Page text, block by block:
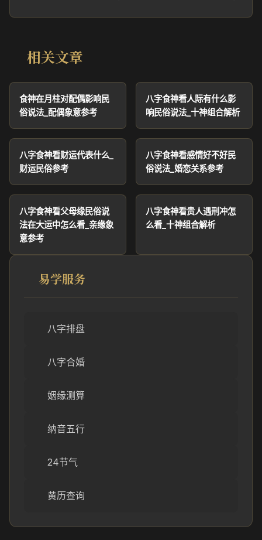
相关文章
食神在月柱对配偶影响民
俗说法_配偶象意参考
八字食神看人际有什么影
响民俗说法_十神组合解析
八字食神看财运代表什么_
财运民俗参考
八字食神看感情好不好民
俗说法_婚恋关系参考
八字食神看父母缘民俗说
法在大运中怎么看_亲缘象
意参考
八字食神看贵人遇刑冲怎
么看_十神组合解析
易学服务
八字排盘
八字合婚
姻缘测算
纳音五行
24节气
黄历查询